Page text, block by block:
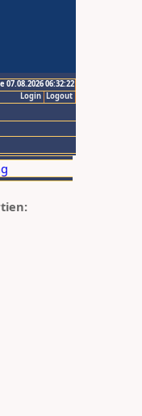
07.08.2026 06:32:22
Logout
Login